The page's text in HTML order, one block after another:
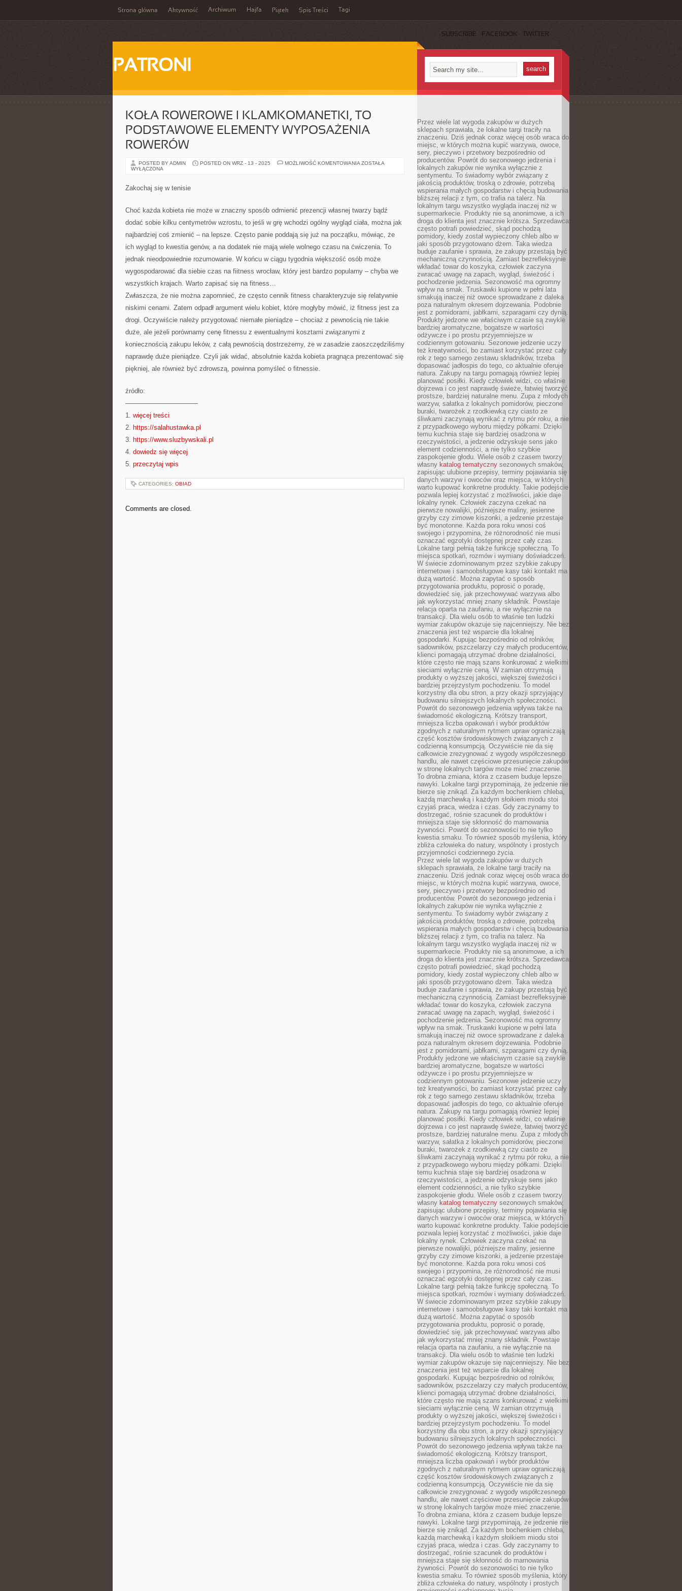
Strona główna Aktywność Archiwum Hajfa Piątek Spis Treści Tagi
SUBSCRIBE FACEBOOK TWITTER
PATRONI
KOŁA ROWEROWE I KLAMKOMANETKI, TO
PODSTAWOWE ELEMENTY WYPOSAŻENIA
ROWERÓW
POSTED BY ADMIN POSTED ON WRZ - 13 - 2025 MOŻLIWOŚĆ KOMENTOWANIA KOŁA
ROWERÓW
ZOSTAŁA
WYŁĄCZONA
Zakochaj się w tenisie
Choć każda kobieta nie może w znaczny sposób odmienić prezencji własnej twarzy bądź
dodać sobie kilku centymetrów wzrostu, to jeśli w grę wchodzi ogólny wygląd ciała, można jak
najbardziej coś zmienić – na lepsze. Często panie poddają się już na początku, mówiąc, że
ich wygląd to kwestia genów, a na dodatek nie mają wiele wolnego czasu na ćwiczenia. To
jednak nieodpowiednie rozumowanie. W końcu w ciągu tygodnia większość osób może
wygospodarować dla siebie czas na fiitness wrocław, który jest bardzo popularny – chyba we
wszystkich krajach. Warto zapisać się na fitness…
Zwłaszcza, że nie można zapomnieć, że często cennik fitness charakteryzuje się relatywnie
niskimi cenami. Zatem odpadł argument wielu kobiet, które mogłyby mówić, iż fitness jest za
drogi. Oczywiście należy przygotować niemałe pieniądze – chociaż z pewnością nie takie
duże, ale jeżeli porównamy cenę fitnessu z ewentualnymi kosztami związanymi z
koniecznością zakupu leków, z całą pewnością dostrzeżemy, że w zasadzie zaoszczędziliśmy
naprawdę duże pieniądze. Czyli jak widać, absolutnie każda kobieta pragnąca prezentować się
piękniej, ale również być zdrowszą, powinna pomyśleć o fitnessie.
źródło:
———————————
1. więcej treści
2. https://salahustawka.pl
3. https://www.sluzbywskali.pl
4. dowiedz się więcej
5. przeczytaj wpis
CATEGORIES: OBIAD
Comments are closed.
Przez wiele lat wygoda zakupów w dużych
sklepach sprawiała, że lokalne targi traciły na
znaczeniu. Dziś jednak coraz więcej osób wraca do
miejsc, w których można kupić warzywa, owoce,
sery, pieczywo i przetwory bezpośrednio od
producentów. Powrót do sezonowego jedzenia i
lokalnych zakupów nie wynika wyłącznie z
sentymentu. To świadomy wybór związany z
jakością produktów, troską o zdrowie, potrzebą
wspierania małych gospodarstw i chęcią budowania
bliższej relacji z tym, co trafia na talerz. Na
lokalnym targu wszystko wygląda inaczej niż w
supermarkecie. Produkty nie są anonimowe, a ich
droga do klienta jest znacznie krótsza. Sprzedawca
często potrafi powiedzieć, skąd pochodzą
pomidory, kiedy został wypieczony chleb albo w
jaki sposób przygotowano dżem. Taka wiedza
buduje zaufanie i sprawia, że zakupy przestają być
mechaniczną czynnością. Zamiast bezrefleksyjnie
wkładać towar do koszyka, człowiek zaczyna
zwracać uwagę na zapach, wygląd, świeżość i
pochodzenie jedzenia. Sezonowość ma ogromny
wpływ na smak. Truskawki kupione w pełni lata
smakują inaczej niż owoce sprowadzane z daleka
poza naturalnym okresem dojrzewania. Podobnie
jest z pomidorami, jabłkami, szparagami czy dynią.
Produkty jedzone we właściwym czasie są zwykle
bardziej aromatyczne, bogatsze w wartości
odżywcze i po prostu przyjemniejsze w
codziennym gotowaniu. Sezonowe jedzenie uczy
też kreatywności, bo zamiast korzystać przez cały
rok z tego samego zestawu składników, trzeba
dopasować jadłospis do tego, co aktualnie oferuje
natura. Zakupy na targu pomagają również lepiej
planować posiłki. Kiedy człowiek widzi, co właśnie
dojrzewa i co jest naprawdę świeże, łatwiej tworzyć
prostsze, bardziej naturalne menu. Zupa z młodych
warzyw, sałatka z lokalnych pomidorów, pieczone
buraki, twarożek z rzodkiewką czy ciasto ze
śliwkami zaczynają wynikać z rytmu pór roku, a nie
z przypadkowego wyboru między półkami. Dzięki
temu kuchnia staje się bardziej osadzona w
rzeczywistości, a jedzenie odzyskuje sens jako
element codzienności, a nie tylko szybkie
zaspokojenie głodu. Wiele osób z czasem tworzy
własny katalog tematyczny sezonowych smaków,
zapisując ulubione przepisy, terminy pojawiania się
danych warzyw i owoców oraz miejsca, w których
warto kupować konkretne produkty. Takie podejście
pozwala lepiej korzystać z możliwości, jakie daje
lokalny rynek. Człowiek zaczyna czekać na
pierwsze nowalijki, późniejsze maliny, jesienne
grzyby czy zimowe kiszonki, a jedzenie przestaje
być monotonne. Każda pora roku wnosi coś
swojego i przypomina, że różnorodność nie musi
oznaczać egzotyki dostępnej przez cały czas.
Lokalne targi pełnią także funkcję społeczną. To
miejsca spotkań, rozmów i wymiany doświadczeń.
W świecie zdominowanym przez szybkie zakupy
internetowe i samoobsługowe kasy taki kontakt ma
dużą wartość. Można zapytać o sposób
przygotowania produktu, poprosić o poradę,
dowiedzieć się, jak przechowywać warzywa albo
jak wykorzystać mniej znany składnik. Powstaje
relacja oparta na zaufaniu, a nie wyłącznie na
transakcji. Dla wielu osób to właśnie ten ludzki
wymiar zakupów okazuje się najcenniejszy. Nie bez
znaczenia jest też wsparcie dla lokalnej
gospodarki. Kupując bezpośrednio od rolników,
sadowników, pszczelarzy czy małych producentów,
klienci pomagają utrzymać drobne działalności,
które często nie mają szans konkurować z wielkimi
sieciami wyłącznie ceną. W zamian otrzymują
produkty o wyższej jakości, większej świeżości i
bardziej przejrzystym pochodzeniu. To model
korzystny dla obu stron, a przy okazji sprzyjający
budowaniu silniejszych lokalnych społeczności.
Powrót do sezonowego jedzenia wpływa także na
świadomość ekologiczną. Krótszy transport,
mniejsza liczba opakowań i wybór produktów
zgodnych z naturalnym rytmem upraw ograniczają
część kosztów środowiskowych związanych z
codzienną konsumpcją. Oczywiście nie da się
całkowicie zrezygnować z wygody współczesnego
handlu, ale nawet częściowe przesunięcie zakupów
w stronę lokalnych targów może mieć znaczenie.
To drobna zmiana, która z czasem buduje lepsze
nawyki. Lokalne targi przypominają, że jedzenie nie
bierze się znikąd. Za każdym bochenkiem chleba,
każdą marchewką i każdym słoikiem miodu stoi
czyjaś praca, wiedza i czas. Gdy zaczynamy to
dostrzegać, rośnie szacunek do produktów i
mniejsza staje się skłonność do marnowania
żywności. Powrót do sezonowości to nie tylko
kwestia smaku. To również sposób myślenia, który
zbliża człowieka do natury, wspólnoty i prostych
przyjemności codziennego życia.
Przez wiele lat wygoda zakupów w dużych
sklepach sprawiała, że lokalne targi traciły na
znaczeniu. Dziś jednak coraz więcej osób wraca do
miejsc, w których można kupić warzywa, owoce,
sery, pieczywo i przetwory bezpośrednio od
producentów. Powrót do sezonowego jedzenia i
lokalnych zakupów nie wynika wyłącznie z
sentymentu. To świadomy wybór związany z
jakością produktów, troską o zdrowie, potrzebą
wspierania małych gospodarstw i chęcią budowania
bliższej relacji z tym, co trafia na talerz. Na
lokalnym targu wszystko wygląda inaczej niż w
supermarkecie. Produkty nie są anonimowe, a ich
droga do klienta jest znacznie krótsza. Sprzedawca
często potrafi powiedzieć, skąd pochodzą
pomidory, kiedy został wypieczony chleb albo w
jaki sposób przygotowano dżem. Taka wiedza
buduje zaufanie i sprawia, że zakupy przestają być
mechaniczną czynnością. Zamiast bezrefleksyjnie
wkładać towar do koszyka, człowiek zaczyna
zwracać uwagę na zapach, wygląd, świeżość i
pochodzenie jedzenia. Sezonowość ma ogromny
wpływ na smak. Truskawki kupione w pełni lata
smakują inaczej niż owoce sprowadzane z daleka
poza naturalnym okresem dojrzewania. Podobnie
jest z pomidorami, jabłkami, szparagami czy dynią.
Produkty jedzone we właściwym czasie są zwykle
bardziej aromatyczne, bogatsze w wartości
odżywcze i po prostu przyjemniejsze w
codziennym gotowaniu. Sezonowe jedzenie uczy
też kreatywności, bo zamiast korzystać przez cały
rok z tego samego zestawu składników, trzeba
dopasować jadłospis do tego, co aktualnie oferuje
natura. Zakupy na targu pomagają również lepiej
planować posiłki. Kiedy człowiek widzi, co właśnie
dojrzewa i co jest naprawdę świeże, łatwiej tworzyć
prostsze, bardziej naturalne menu. Zupa z młodych
warzyw, sałatka z lokalnych pomidorów, pieczone
buraki, twarożek z rzodkiewką czy ciasto ze
śliwkami zaczynają wynikać z rytmu pór roku, a nie
z przypadkowego wyboru między półkami. Dzięki
temu kuchnia staje się bardziej osadzona w
rzeczywistości, a jedzenie odzyskuje sens jako
element codzienności, a nie tylko szybkie
zaspokojenie głodu. Wiele osób z czasem tworzy
własny katalog tematyczny sezonowych smaków,
zapisując ulubione przepisy, terminy pojawiania się
danych warzyw i owoców oraz miejsca, w których
warto kupować konkretne produkty. Takie podejście
pozwala lepiej korzystać z możliwości, jakie daje
lokalny rynek. Człowiek zaczyna czekać na
pierwsze nowalijki, późniejsze maliny, jesienne
grzyby czy zimowe kiszonki, a jedzenie przestaje
być monotonne. Każda pora roku wnosi coś
swojego i przypomina, że różnorodność nie musi
oznaczać egzotyki dostępnej przez cały czas.
Lokalne targi pełnią także funkcję społeczną. To
miejsca spotkań, rozmów i wymiany doświadczeń.
W świecie zdominowanym przez szybkie zakupy
internetowe i samoobsługowe kasy taki kontakt ma
dużą wartość. Można zapytać o sposób
przygotowania produktu, poprosić o poradę,
dowiedzieć się, jak przechowywać warzywa albo
jak wykorzystać mniej znany składnik. Powstaje
relacja oparta na zaufaniu, a nie wyłącznie na
transakcji. Dla wielu osób to właśnie ten ludzki
wymiar zakupów okazuje się najcenniejszy. Nie bez
znaczenia jest też wsparcie dla lokalnej
gospodarki. Kupując bezpośrednio od rolników,
sadowników, pszczelarzy czy małych producentów,
klienci pomagają utrzymać drobne działalności,
które często nie mają szans konkurować z wielkimi
sieciami wyłącznie ceną. W zamian otrzymują
produkty o wyższej jakości, większej świeżości i
bardziej przejrzystym pochodzeniu. To model
korzystny dla obu stron, a przy okazji sprzyjający
budowaniu silniejszych lokalnych społeczności.
Powrót do sezonowego jedzenia wpływa także na
świadomość ekologiczną. Krótszy transport,
mniejsza liczba opakowań i wybór produktów
zgodnych z naturalnym rytmem upraw ograniczają
część kosztów środowiskowych związanych z
codzienną konsumpcją. Oczywiście nie da się
całkowicie zrezygnować z wygody współczesnego
handlu, ale nawet częściowe przesunięcie zakupów
w stronę lokalnych targów może mieć znaczenie.
To drobna zmiana, która z czasem buduje lepsze
nawyki. Lokalne targi przypominają, że jedzenie nie
bierze się znikąd. Za każdym bochenkiem chleba,
każdą marchewką i każdym słoikiem miodu stoi
czyjaś praca, wiedza i czas. Gdy zaczynamy to
dostrzegać, rośnie szacunek do produktów i
mniejsza staje się skłonność do marnowania
żywności. Powrót do sezonowości to nie tylko
kwestia smaku. To również sposób myślenia, który
zbliża człowieka do natury, wspólnoty i prostych